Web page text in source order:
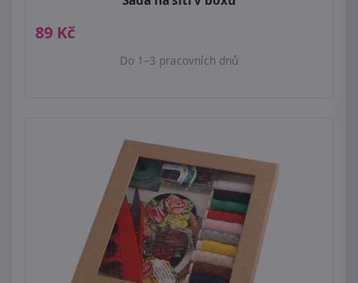
89 Kč
Do 1–3 pracovních dnů